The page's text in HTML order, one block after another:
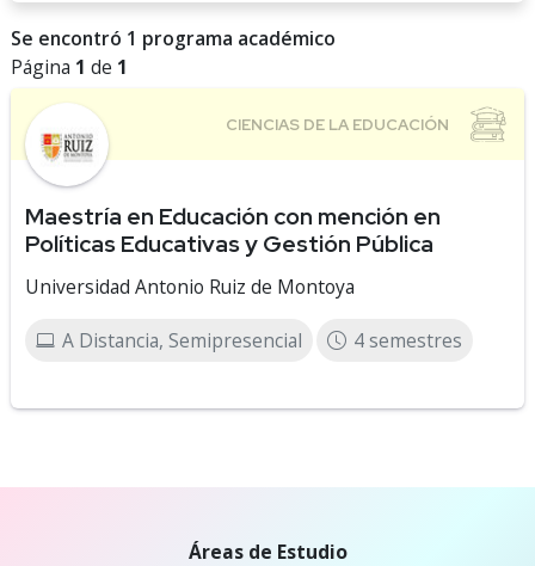
Se encontró 1 programa académico
Página 1 de 1
Maestría en Educación con mención en
Políticas Educativas y Gestión Pública
Universidad Antonio Ruiz de Montoya
A Distancia, Semipresencial 4 semestres
Áreas de Estudio